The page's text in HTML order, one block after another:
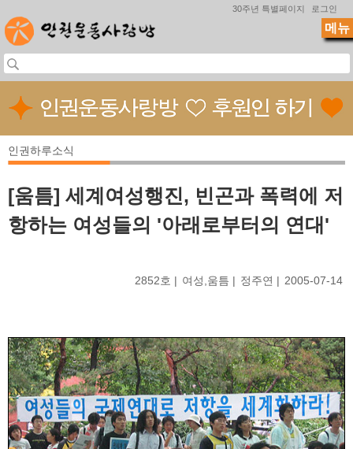
30주년 특별페이지 로그인
인권하루소식
[움틈] 세계여성행진, 빈곤과 폭력에 저
항하는 여성들의 '아래로부터의 연대'
2852호 여성,움틈 정주연 2005-07-14
메뉴